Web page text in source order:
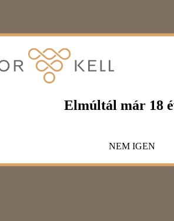
Elmúltál már 18
NEM IGEN